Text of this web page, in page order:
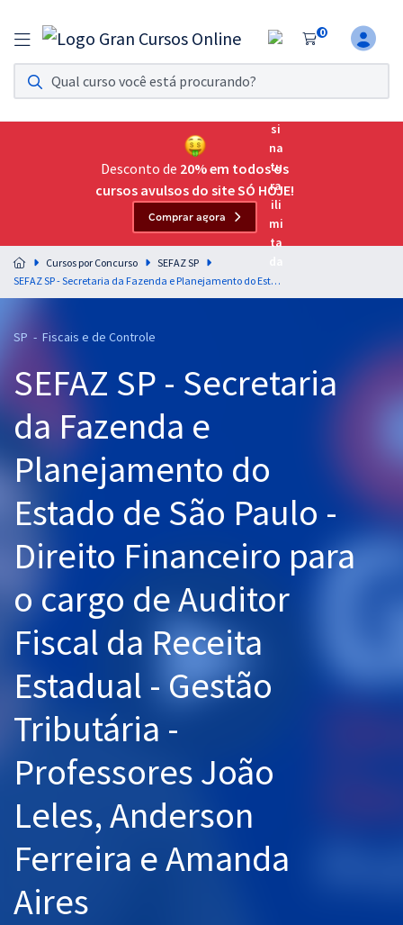
0
Assinatura Ilimitada 11
Acesso a todos os cursos. Teste grátis por 7 dias!
Assinatura OAB Até Passar
Acesso ilimitado a toda preparação para o Exame da
Residências Multiprofissionais
Preparação completa e intensiva para as principais
residências em saúde do Brasil
Cursos 20% OFF
Pós
Graduação
OAB
Mentorias
Aprovados
Desconto de 20% em todos os
cursos avulsos do site SÓ HOJE!
Comprar agora
Cursos por Concurso
SEFAZ SP
SEFAZ SP - Secretaria da Fazenda e Planejamento do Estado de São Paulo - Direito Financeiro para o cargo de Auditor Fiscal da Receita Estadual - Gestão Tributária - Professores João Leles, Anderson Ferreira e Amanda Aires
SP - Fiscais e de Controle
SEFAZ SP - Secretaria
da Fazenda e
Planejamento do
Estado de São Paulo -
Direito Financeiro para
o cargo de Auditor
Fiscal da Receita
Estadual - Gestão
Tributária -
Professores João
Leles, Anderson
Ferreira e Amanda
Aires